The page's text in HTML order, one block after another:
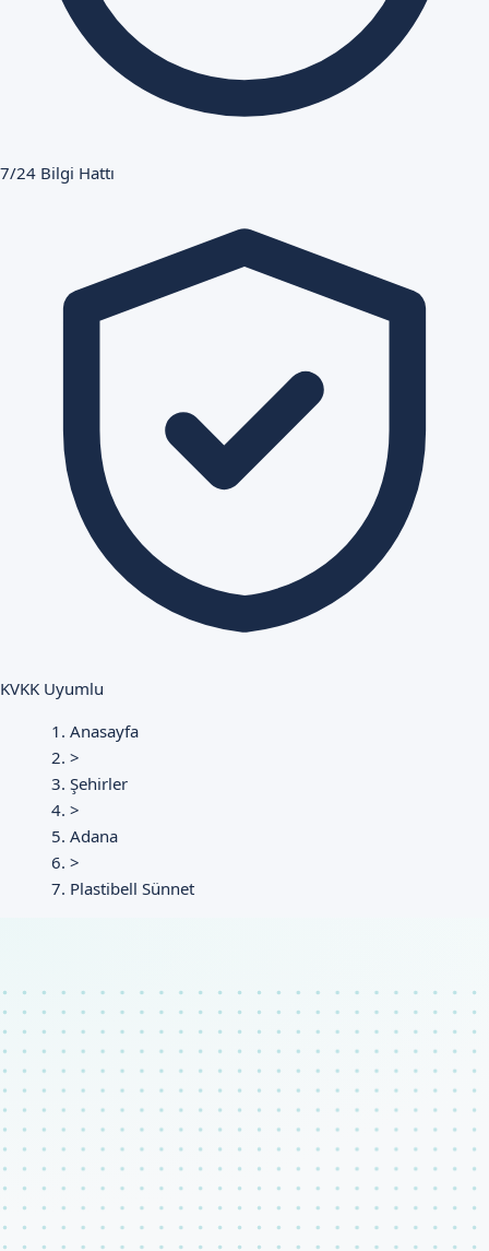
7/24 Bilgi Hattı
KVKK Uyumlu
Anasayfa
>
Şehirler
>
Adana
>
Plastibell Sünnet